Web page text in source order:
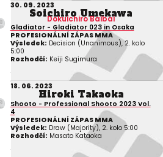
30. 09. 2023
Soichiro Umekawa
Dokuichiro Baibai
Gladiator - Gladiator 023 in Osaka
PROFESIONÁLNÍ ZÁPAS MMA
Výsledek: Decision (Unanimous), 2. kolo
5:00
Rozhodčí: Keiji Sugimura
18. 06. 2023
Hiroki Takaoka
Shooto - Professional Shooto 2023 Vol.
4
PROFESIONÁLNÍ ZÁPAS MMA
Výsledek: Draw (Majority), 2. kolo 5:00
Rozhodčí: Masato Kataoka